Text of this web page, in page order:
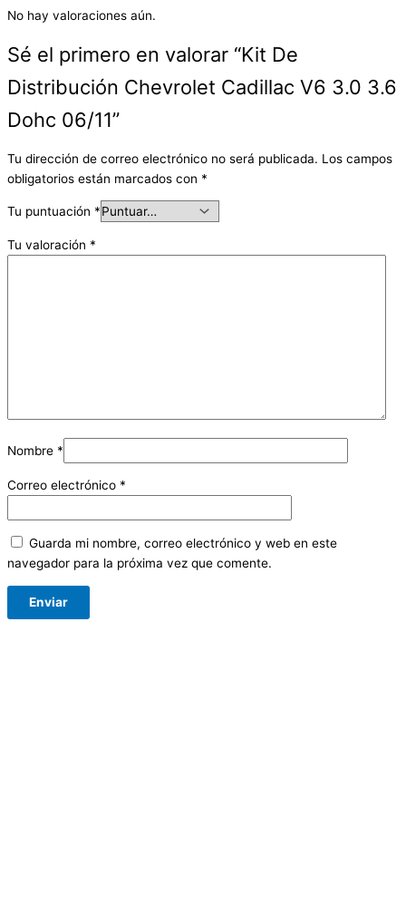
No hay valoraciones aún.
Sé el primero en valorar “Kit De
Distribución Chevrolet Cadillac V6 3.0 3.6
Dohc 06/11”
Tu dirección de correo electrónico no será publicada. Los campos
obligatorios están marcados con *
Tu puntuación *
Tu valoración *
Nombre *
Correo electrónico *
Guarda mi nombre, correo electrónico y web en este
navegador para la próxima vez que comente.